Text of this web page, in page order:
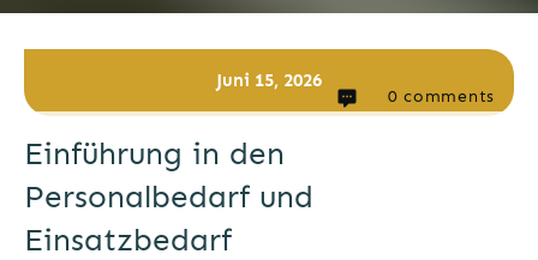
Juni 15, 2026
0 comments
Einführung in den
Personalbedarf und
Einsatzbedarf